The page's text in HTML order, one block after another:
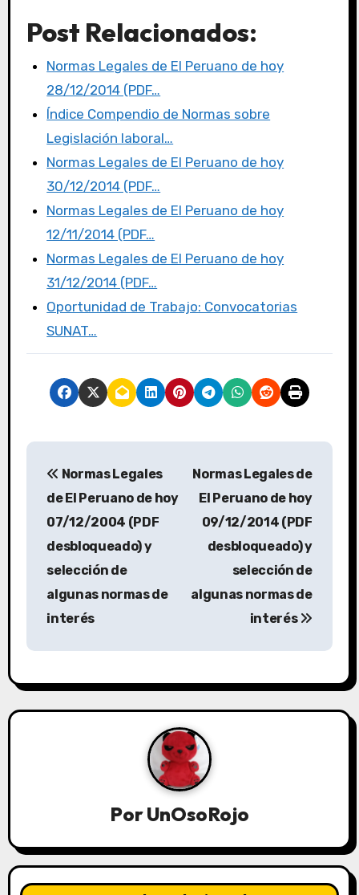
c
e
b
o
o
k
it
te
r
st
o
d
o
n
ail m
p
tir
Post Relacionados:
Normas Legales de El Peruano de hoy
28/12/2014 (PDF…
Índice Compendio de Normas sobre
Legislación laboral…
Normas Legales de El Peruano de hoy
30/12/2014 (PDF…
Normas Legales de El Peruano de hoy
12/11/2014 (PDF…
Normas Legales de El Peruano de hoy
31/12/2014 (PDF…
Oportunidad de Trabajo: Convocatorias
SUNAT…
Normas Legales
de El Peruano de hoy
07/12/2004 (PDF
desbloqueado) y
selección de
algunas normas de
interés
Normas Legales de
El Peruano de hoy
09/12/2014 (PDF
desbloqueado) y
selección de
algunas normas de
interés
PorUnOsoRojo